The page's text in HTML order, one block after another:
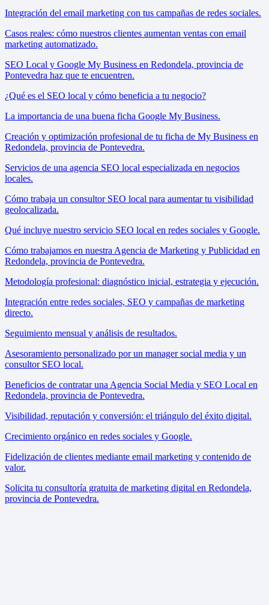
Integración del email marketing con tus campañas de redes sociales.
Casos reales: cómo nuestros clientes aumentan ventas con email
marketing automatizado.
SEO Local y Google My Business en Redondela, provincia de
Pontevedra haz que te encuentren.
¿Qué es el SEO local y cómo beneficia a tu negocio?
La importancia de una buena ficha Google My Business.
Creación y optimización profesional de tu ficha de My Business en
Redondela, provincia de Pontevedra.
Servicios de una agencia SEO local especializada en negocios
locales.
Cómo trabaja un consultor SEO local para aumentar tu visibilidad
geolocalizada.
Qué incluye nuestro servicio SEO local en redes sociales y Google.
Cómo trabajamos en nuestra Agencia de Marketing y Publicidad en
Redondela, provincia de Pontevedra.
Metodología profesional: diagnóstico inicial, estrategia y ejecución.
Integración entre redes sociales, SEO y campañas de marketing
directo.
Seguimiento mensual y análisis de resultados.
Asesoramiento personalizado por un manager social media y un
consultor SEO local.
Beneficios de contratar una Agencia Social Media y SEO Local en
Redondela, provincia de Pontevedra.
Visibilidad, reputación y conversión: el triángulo del éxito digital.
Crecimiento orgánico en redes sociales y Google.
Fidelización de clientes mediante email marketing y contenido de
valor.
Solicita tu consultoría gratuita de marketing digital en Redondela,
provincia de Pontevedra.